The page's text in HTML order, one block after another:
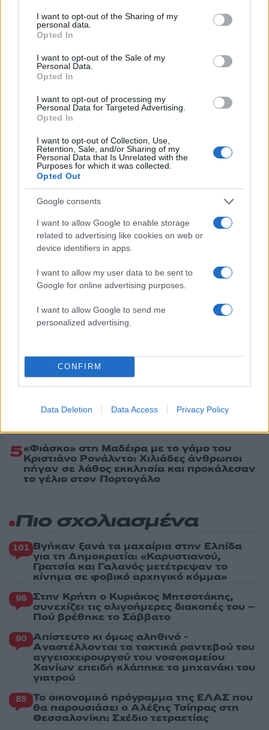
not limited to your visit or usage behaviour. You may click to
grant or deny consent to Google and its third-party tags to
use your data for below specified purposes in below Google
consent section.
I want to opt-out of the Sharing of my
personal data.
Opted In
I want to opt-out of the Sale of my
Personal Data.
Opted In
I want to opt-out of processing my
Personal Data for Targeted Advertising.
Opted In
I want to opt-out of Collection, Use,
Retention, Sale, and/or Sharing of my
Personal Data that Is Unrelated with the
Purposes for which it was collected.
Opted Out
Google consents
I want to allow Google to enable storage
related to advertising like cookies on web or
device identifiers in apps.
I want to allow my user data to be sent to
Google for online advertising purposes.
I want to allow Google to send me
personalized advertising.
CONFIRM
Data Deletion Data Access Privacy Policy
Υποβολή σχολίου
Πολιτική Απορρήτου
Όροι Χρήσης της Google.
Share:
Ακολουθήστε το Νewsit.gr στοGoogle News
ενημερωθείτε πρώτοι για όλη την ειδησεογραφία και τα
τελευταία νέατης ημέρας
Πιο δημοφιλή
Κωνσταντίνος Αργυρός και Αλεξάνδρα
Νίκα κάνουν διακοπές με πολυτελές γιοτ
με τα δύο παιδιά τους
Ελίζαμπεθ Ελέτσι και Νεκτάριος Λεμονίδης
πήγαν στον Άγιο Νεκτάριο Βούλας για να
πάρουν την ευχή για τον γιο τους
δεν πρόλαβε να ξεφύγει από το τσουνάμι
μπορεί να αλλάξει τη χρονολογία της
προϊστορικής έκρηξης
για έβδομη φορά - Τον «τσάκωσαν»
αστυνομικοί που προσποιήθηκαν τους
τουρίστες
5«Φιάσκο» στη Μαδέιρα με το γάμο του
Κριστιάνο Ρονάλντο: Χιλιάδες άνθρωποι
πήγαν σε λάθος εκκλησία και προκάλεσαν
το γέλιο στον Πορτογάλο
Πιο σχολιασμένα
101 Βγήκαν ξανά τα μαχαίρια στην Ελπίδα
για τη Δημοκρατία: «Καρυστιανού,
Γρατσία και Γαλανός μετέτρεψαν το
κίνημα σε φοβικό αρχηγικό κόμμα»
96 Στην Κρήτη ο Κυριάκος Μητσοτάκης,
συνεχίζει τις ολιγοήμερες διακοπές του –
Πού βρέθηκε το Σάββατο
90 Απίστευτο κι όμως αληθινό -
Aναστέλλονται τα τακτικά ραντεβού του
αγγειοχειρουργού του νοσοκομείου
Χανίων επειδή κλάπηκε το μηχανάκι του
γιατρού
85 Το οικονομικό πρόγραμμα της ΕΛΑΣ που
θα παρουσιάσει ο Αλέξης Τσίπρας στη
Θεσσαλονίκη: Σχέδιο τετραετίας